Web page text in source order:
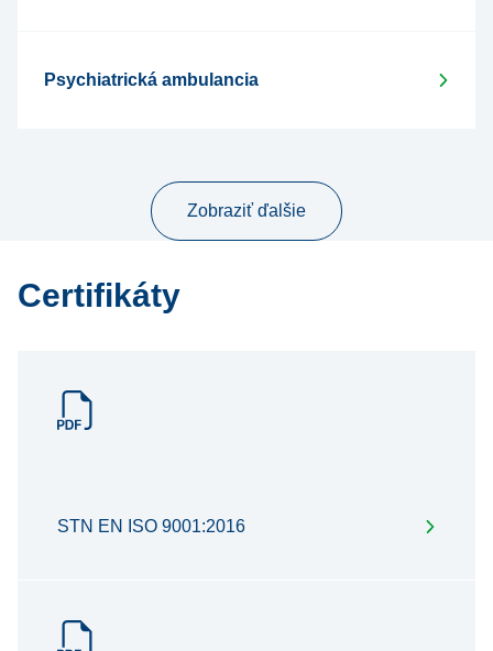
Psychiatrická ambulancia
Zobraziť ďalšie
Certifikáty
STN EN ISO 9001:2016